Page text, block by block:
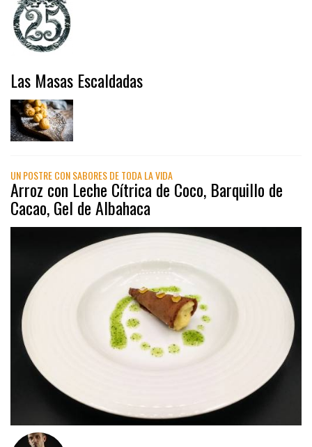
Las Masas Escaldadas
UN POSTRE CON SABORES DE TODA LA VIDA
Arroz con Leche Cítrica de Coco, Barquillo de
Cacao, Gel de Albahaca